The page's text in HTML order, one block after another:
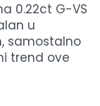
0.22ct G-VS
u
samostalno
trend ove